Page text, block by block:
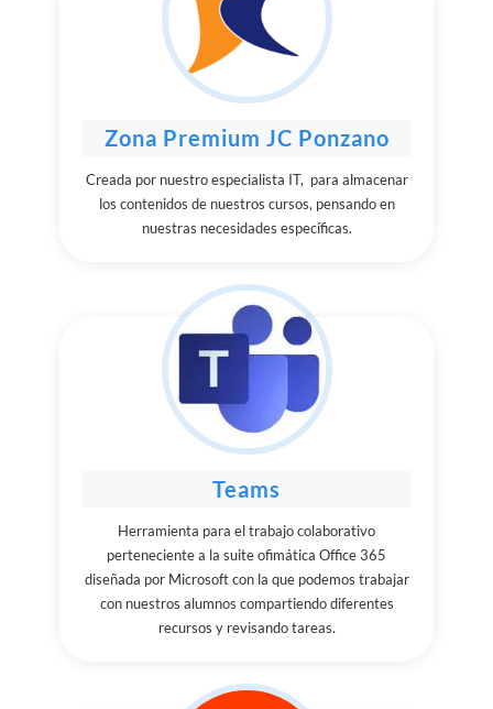
Zona Premium JC Ponzano
Creada por nuestro especialista IT, para almacenar
los contenidos de nuestros cursos, pensando en
nuestras necesidades específicas.
Teams
Herramienta para el trabajo colaborativo
perteneciente a la suite ofimática Office 365
diseñada por Microsoft con la que podemos trabajar
con nuestros alumnos compartiendo diferentes
recursos y revisando tareas.